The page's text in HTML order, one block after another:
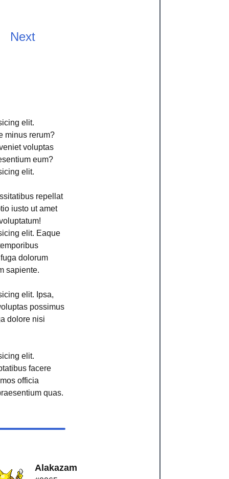
Next
elit.
minus rerum?
voluptas
eum?
elit.
repellat
iusto ut amet
elit. Eaque
dolorum
sapiente.
elit. Ipsa,
possimus
dolore nisi
elit.
facere
officia
quas.
Alakazam